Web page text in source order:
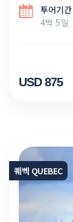
USD 875
투어기간
4박 5일
퀘벡 QUEBEC